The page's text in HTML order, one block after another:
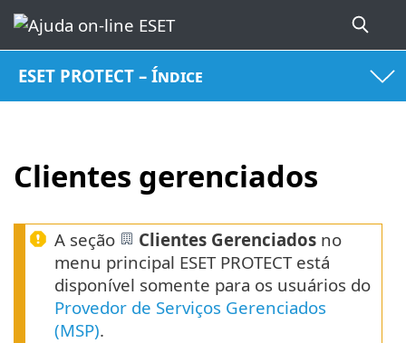
ESET PROTECT – Índice
Clientes gerenciados
A seção Clientes Gerenciados no
menu principal ESET PROTECT está
disponível somente para os usuários do
Provedor de Serviços Gerenciados
(MSP).